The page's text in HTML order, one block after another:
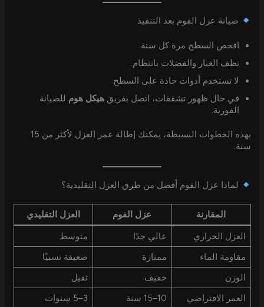
صيانة عزل الفوم بعد التنفيذ
افحص السطح مرة كل سنة.
نظف الغبار والفضلات بانتظام.
لا تستخدم أدوات حادة على السطح.
في حال ظهور تشققات، اتصل بفريقهيكل هوم للصيانة
الفورية.
بهذه الخطوات البسيطة، يمكنك إطالة عمر العزل لأكثر من 15
سنة.
لماذا عزل الفوم أفضل من طرق العزل التقليدية؟
المقارنة عزل الفوم العزل التقليدي
العزل الحراري عالي جدًا
متوسط
مقاومة الماء
ممتازة
ضعيفة نسبيًا
الوزن
خفيف
ثقيل
العمر الافتراضي
10–15 سنة
3–5 سنوات